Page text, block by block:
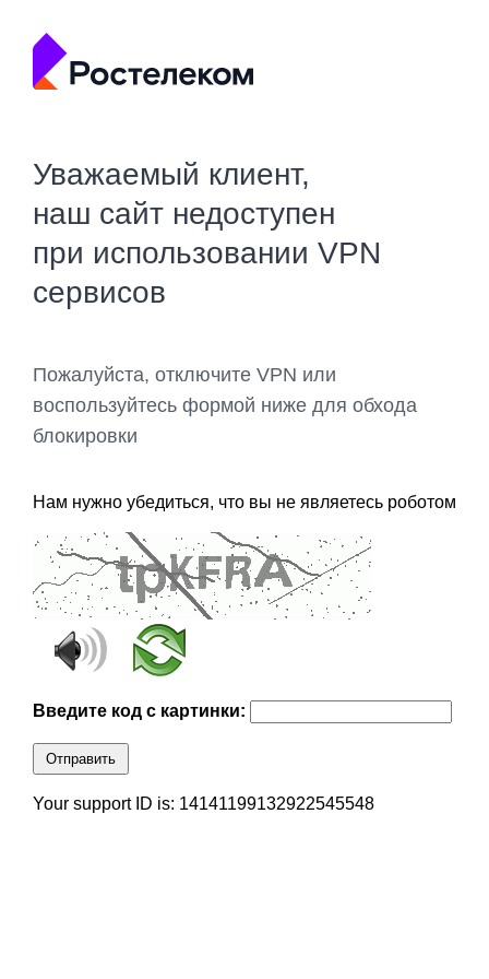
Уважаемый клиент,
наш сайт недоступен
при использовании VPN
сервисов
Пожалуйста, отключите VPN или
воспользуйтесь формой ниже для обхода
блокировки
Нам нужно убедиться, что вы не являетесь роботом
Введите код с картинки:
Отправить
Your support ID is: 14141199132922545548